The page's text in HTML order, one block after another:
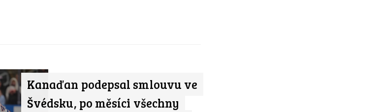
Kanaďan podepsal smlouvu ve
Švédsku, po měsíci všechny